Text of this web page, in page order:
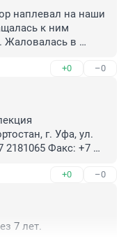
наплевал на наши
к ним
Жаловалась в
ответа. Даже
уведомление,что
насколько им
+0 –0
г. Уфа, ул.
2181065 Факс: +7
Башкортостан
соблюдения
ущемлении ваших
по телефону
+0 –0
7 лет.